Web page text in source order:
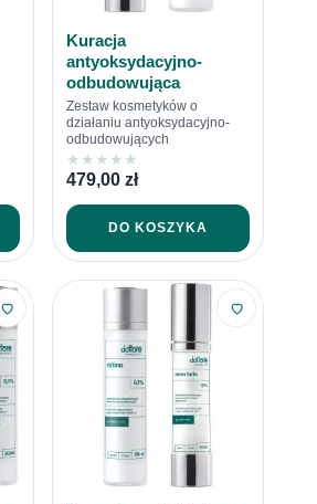
Kuracja
antyoksydacyjno-
odbudowująca
Zestaw kosmetyków o
działaniu antyoksydacyjno-
odbudowujących
★ ★ ★ ★ ★
479,00 zł
DO KOSZYKA